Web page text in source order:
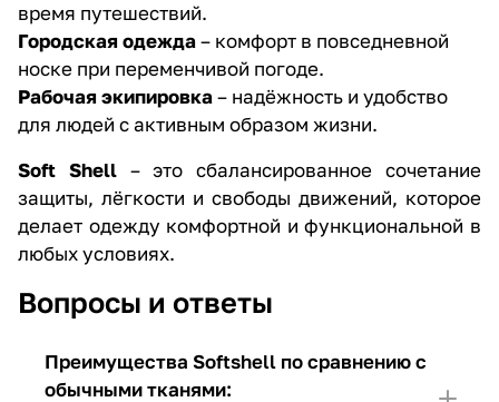
время путешествий.
Городская одежда– комфорт в повседневной
носке при переменчивой погоде.
Рабочая экипировка– надёжность и удобство
для людей с активным образом жизни.
Soft Shell– это сбалансированное сочетание
защиты, лёгкости и свободы движений, которое
делает одежду комфортной и функциональной в
любых условиях.
Вопросы и ответы
Преимущества Softshell по сравнению с
обычными тканями: